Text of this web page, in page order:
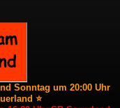
Sonntag um 20:00 Uhr
⭐